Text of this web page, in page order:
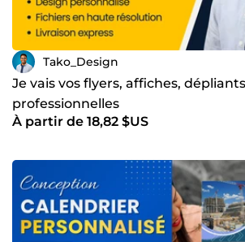
Tako_Design
Je vais vos flyers, affiches,
professionnelles
À partir de 18,82 $US